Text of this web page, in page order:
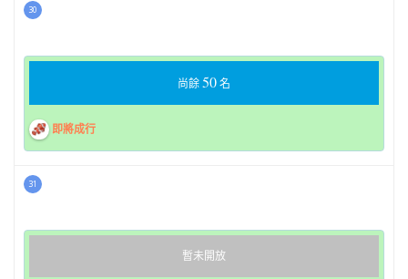
30
尚餘50名
即將成行
31
暫未開放